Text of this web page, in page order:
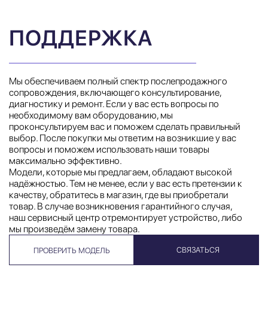
ПОДДЕРЖКА
Мы обеспечиваем полный спектр послепродажного
сопровождения, включающего консультирование,
диагностику и ремонт. Если у вас есть вопросы по
необходимому вам оборудованию, мы
проконсультируем вас и поможем сделать правильный
выбор. После покупки мы ответим на возникшие у вас
вопросы и поможем использовать наши товары
максимально эффективно.
Модели, которые мы предлагаем, обладают высокой
надёжностью. Тем не менее, если у вас есть претензии к
качеству, обратитесь в магазин, где вы приобретали
товар. В случае возникновения гарантийного случая,
наш сервисный центр отремонтирует устройство, либо
мы произведём замену товара.
ПРОВЕРИТЬ МОДЕЛЬ СВЯЗАТЬСЯ